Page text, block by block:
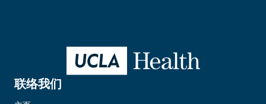
联络我们